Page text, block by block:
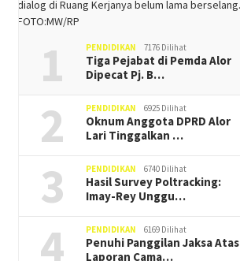
1 PENDIDIKAN 7176 Dilihat
Tiga Pejabat di Pemda Alor
Dipecat Pj. B…
2 PENDIDIKAN 6925 Dilihat
Oknum Anggota DPRD Alor
Lari Tinggalkan …
3 PENDIDIKAN 6740 Dilihat
Hasil Survey Poltracking:
Imay-Rey Unggu…
4 PENDIDIKAN 6169 Dilihat
Penuhi Panggilan Jaksa Atas
Laporan Cama…